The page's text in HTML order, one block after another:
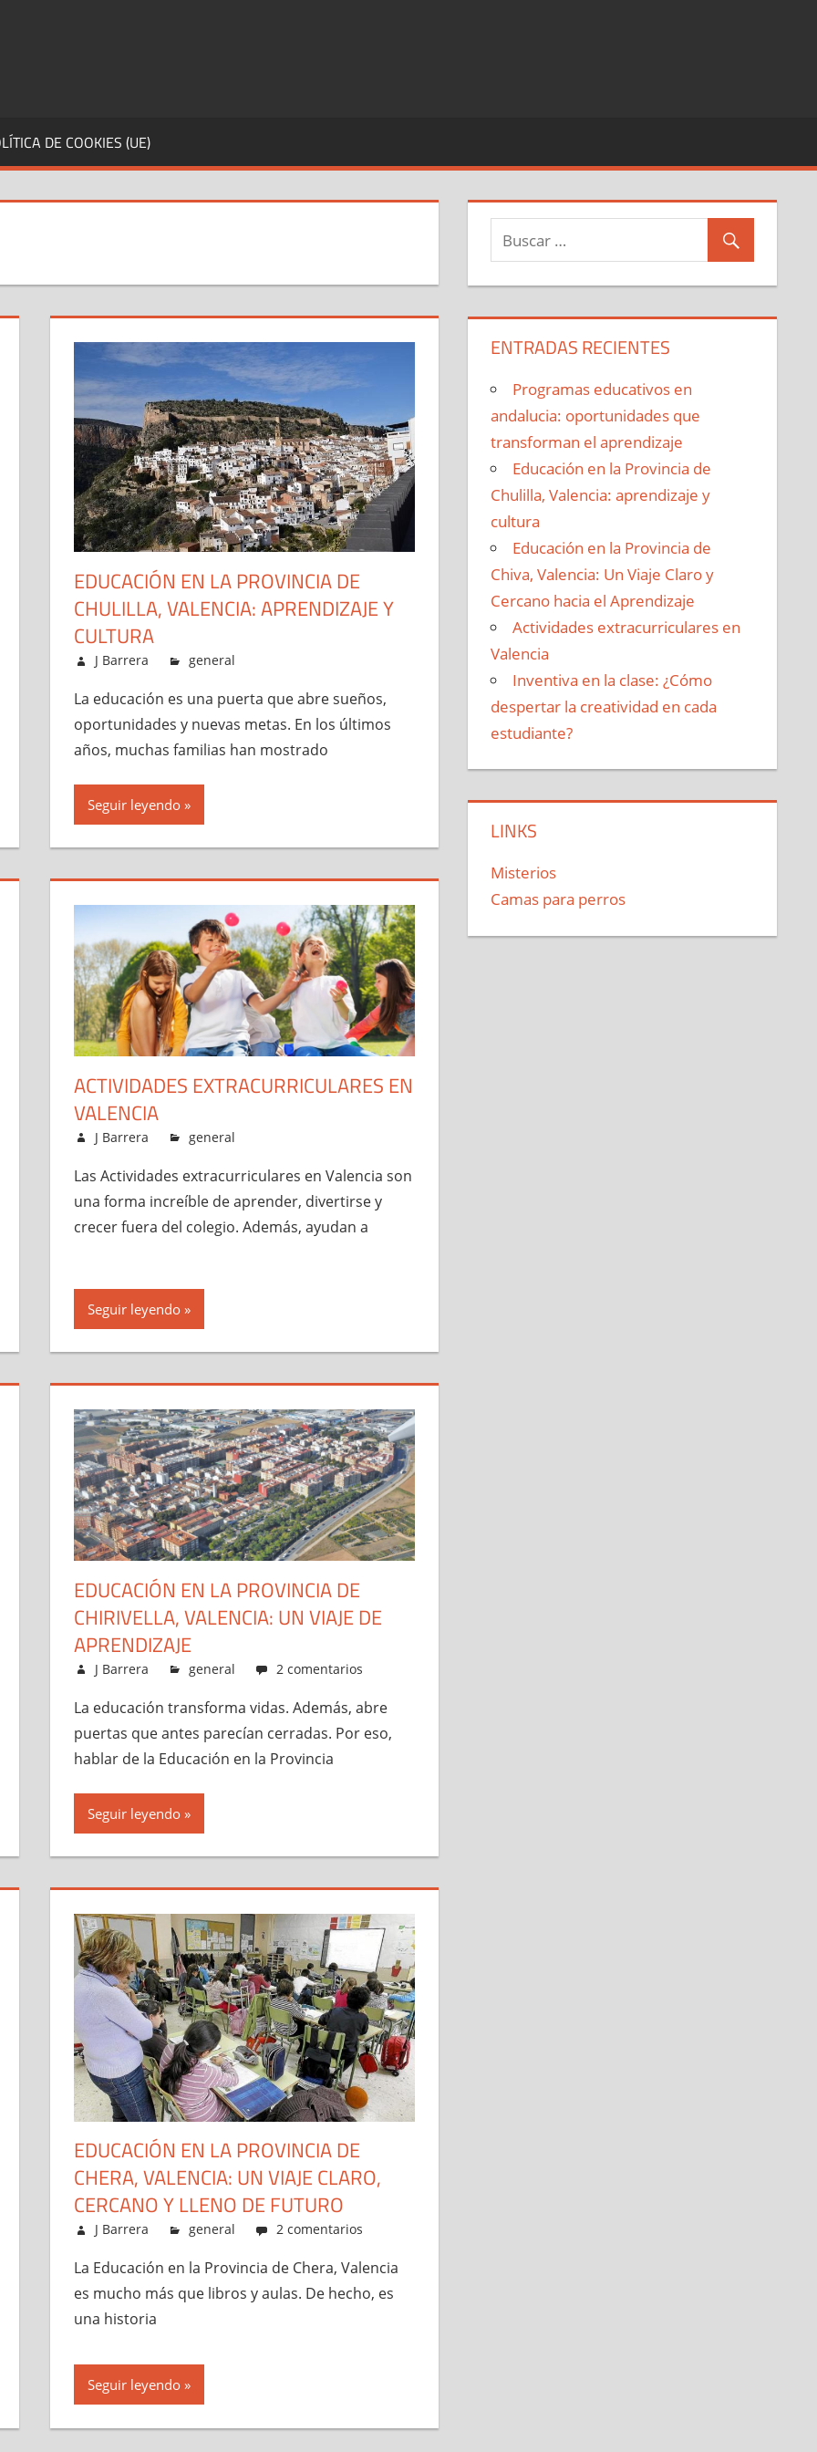
DE COOKIES (UE)
EDUCACIÓN EN LA PROVINCIA DE
CHULILLA, VALENCIA: APRENDIZAJE Y
CULTURA
mayo 18, 2026
J Barrera general
La educación es una puerta que abre sueños,
oportunidades y nuevas metas. En los últimos
años, muchas familias han mostrado
Seguir leyendo
ACTIVIDADES EXTRACURRICULARES EN
VALENCIA
abril 15, 2026
J Barrera general
Las Actividades extracurriculares en Valencia son
una forma increíble de aprender, divertirse y
crecer fuera del colegio. Además, ayudan a
Seguir leyendo
EDUCACIÓN EN LA PROVINCIA DE
CHIRIVELLA, VALENCIA: UN VIAJE DE
APRENDIZAJE
marzo 11, 2026
J Barrera general 2 comentarios
La educación transforma vidas. Además, abre
puertas que antes parecían cerradas. Por eso,
hablar de la Educación en la Provincia
Seguir leyendo
EDUCACIÓN EN LA PROVINCIA DE
CHERA, VALENCIA: UN VIAJE CLARO,
CERCANO Y LLENO DE FUTURO
enero 26, 2026
J Barrera general 2 comentarios
La Educación en la Provincia de Chera, Valencia
es mucho más que libros y aulas. De hecho, es
una historia
Seguir leyendo
ENTRADAS RECIENTES
Programas educativos en
andalucia: oportunidades que
transforman el aprendizaje
Educación en la Provincia de
Chulilla, Valencia: aprendizaje y
cultura
Educación en la Provincia de
Chiva, Valencia: Un Viaje Claro y
Cercano hacia el Aprendizaje
Actividades extracurriculares en
Valencia
Inventiva en la clase: ¿Cómo
despertar la creatividad en cada
estudiante?
LINKS
Misterios
Camas para perros